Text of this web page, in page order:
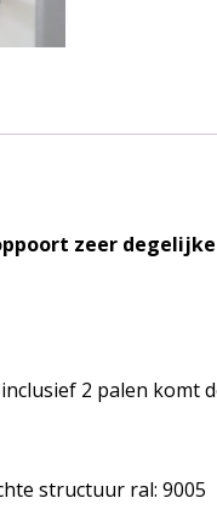
zeer
2 palen
structuur ral: 9005